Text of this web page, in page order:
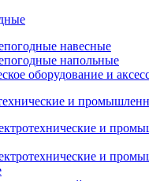
навесные
напольные
оборудование и
и
и
и